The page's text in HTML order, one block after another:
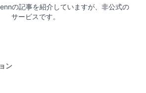
の記事を紹介していますが、非公式の
サービスです。
ン